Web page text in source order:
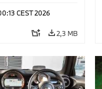
CEST 2026
2,3 MB